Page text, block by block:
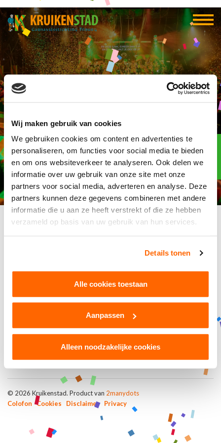
Wij maken gebruik van cookies
We gebruiken cookies om content en advertenties te
personaliseren, om functies voor social media te bieden
en om ons websiteverkeer te analyseren. Ook delen we
informatie over uw gebruik van onze site met onze
partners voor social media, adverteren en analyse. Deze
partners kunnen deze gegevens combineren met andere
informatie die u aan ze heeft verstrekt of die ze hebben
verzameld op basis van uw gebruik van hun services.
Details tonen
Alle cookies toestaan
Aanpassen
Alleen noodzakelijke cookies
Oeps!
Oeps! Het lijkt er op, dat wat je zocht niet meer/nog niet
Terug naar de beginpagina
Elf-elf
over
96
© 2026 Kruikenstad. Product van 2manydots
Colofon
Cookies Disclaimer Privacy